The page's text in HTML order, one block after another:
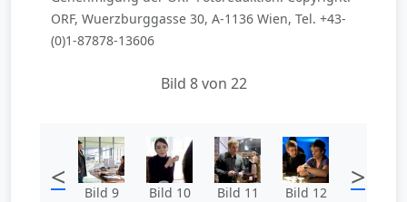
ORF, Wuerzburggasse 30, A-1136 Wien, Tel. +43-
(0)1-87878-13606
Bild 8 von 22
< Bild 9 Bild 10 Bild 11 Bild 12 >